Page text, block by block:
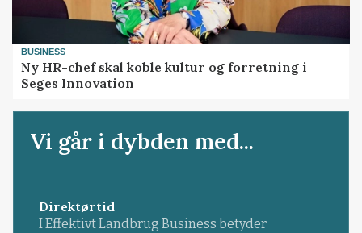
BUSINESS
Ny HR-chef skal koble kultur og forretning i
Seges Innovation
Vi går i dybden med...
Direktørtid
I Effektivt Landbrug Business betyder